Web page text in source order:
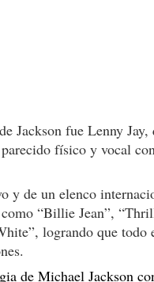
Jackson fue Lenny Jay,
físico y vocal
y de un elenco
“Billie Jean”,
logrando que todo